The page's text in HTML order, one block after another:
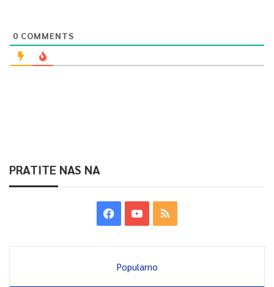
0 COMMENTS
PRATITE NAS NA
Popularno